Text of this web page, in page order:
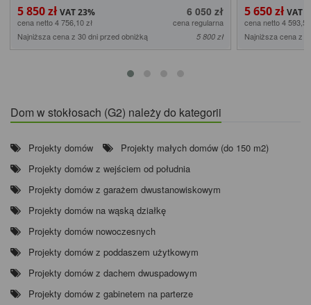
5 850 zł 6 050 zł
cena netto 4 756,10 zł
cena regularna
Najniższa cena z 30 dni przed obniżką
5 800 zł
5 650 zł
cena netto 4
Najniższa cena z
Dom w stokłosach (G2) należy do kategorii
Projekty domów
Projekty małych domów (do 150 m2)
Projekty domów z wejściem od południa
Projekty domów z garażem dwustanowiskowym
Projekty domów na wąską działkę
Projekty domów nowoczesnych
Projekty domów z poddaszem użytkowym
Projekty domów z dachem dwuspadowym
Projekty domów z gabinetem na parterze